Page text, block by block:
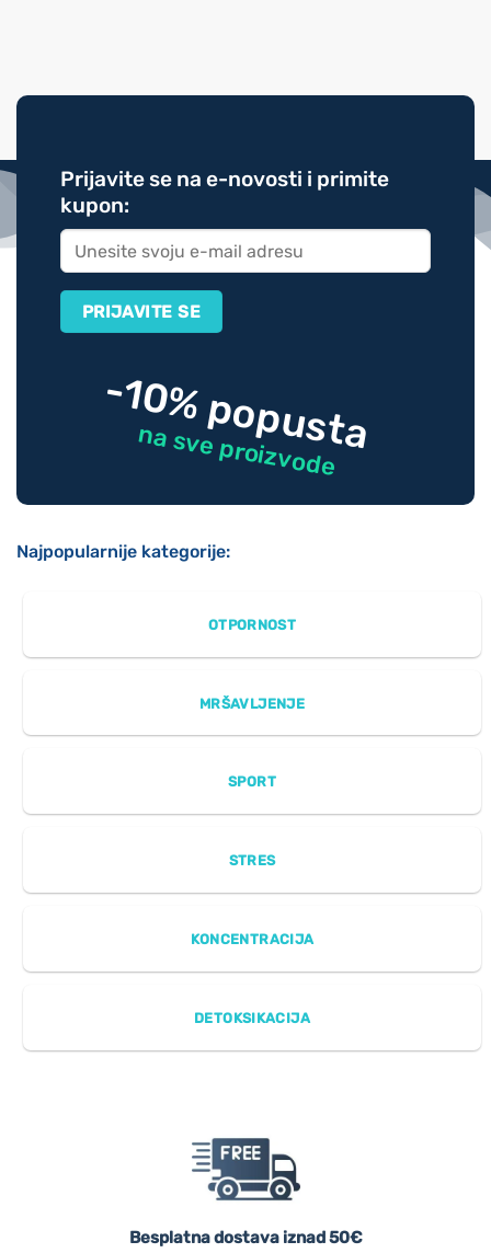
Prijavite se na e-novosti i primite
kupon:
-10% popusta
na sve proizvode
Najpopularnije kategorije:
OTPORNOST
MRŠAVLJENJE
SPORT
STRES
KONCENTRACIJA
DETOKSIKACIJA
Besplatna dostava iznad 50€